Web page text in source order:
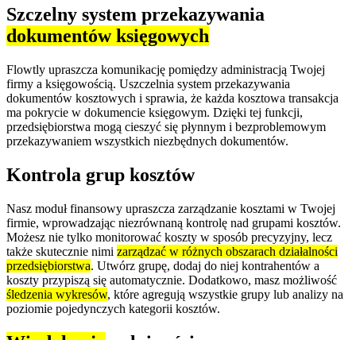
Szczelny system przekazywania
dokumentów księgowych
Flowtly upraszcza komunikację pomiędzy administracją Twojej
firmy a księgowością. Uszczelnia system przekazywania
dokumentów kosztowych i sprawia, że każda kosztowa transakcja
ma pokrycie w dokumencie księgowym. Dzięki tej funkcji,
przedsiębiorstwa mogą cieszyć się płynnym i bezproblemowym
przekazywaniem wszystkich niezbędnych dokumentów.
Kontrola grup kosztów
Nasz moduł finansowy upraszcza zarządzanie kosztami w Twojej
firmie, wprowadzając niezrównaną kontrolę nad grupami kosztów.
Możesz nie tylko monitorować koszty w sposób precyzyjny, lecz
także skutecznie nimi zarządzać w różnych obszarach działalności
przedsiębiorstwa. Utwórz grupę, dodaj do niej kontrahentów a
koszty przypiszą się automatycznie. Dodatkowo, masz możliwość
śledzenia wykresów, które agregują wszystkie grupy lub analizy na
poziomie pojedynczych kategorii kosztów.